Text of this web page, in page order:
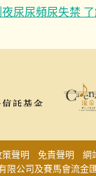
尿尿頻尿失禁
限公司及賽馬會流金
聲明 免責聲明 網